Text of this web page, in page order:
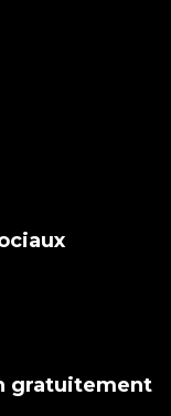
gratuitement